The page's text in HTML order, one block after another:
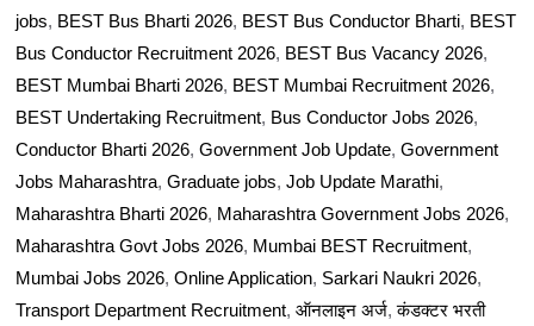
jobs, BEST Bus Bharti 2026, BEST Bus Conductor Bharti, BEST
Bus Conductor Recruitment 2026, BEST Bus Vacancy 2026,
BEST Mumbai Bharti 2026, BEST Mumbai Recruitment 2026,
BEST Undertaking Recruitment, Bus Conductor Jobs 2026,
Conductor Bharti 2026, Government Job Update, Government
Jobs Maharashtra, Graduate jobs, Job Update Marathi,
Maharashtra Bharti 2026, Maharashtra Government Jobs 2026,
Maharashtra Govt Jobs 2026, Mumbai BEST Recruitment,
Mumbai Jobs 2026, Online Application, Sarkari Naukri 2026,
Transport Department Recruitment, ऑनलाइन अर्ज,कंडक्टर भरती